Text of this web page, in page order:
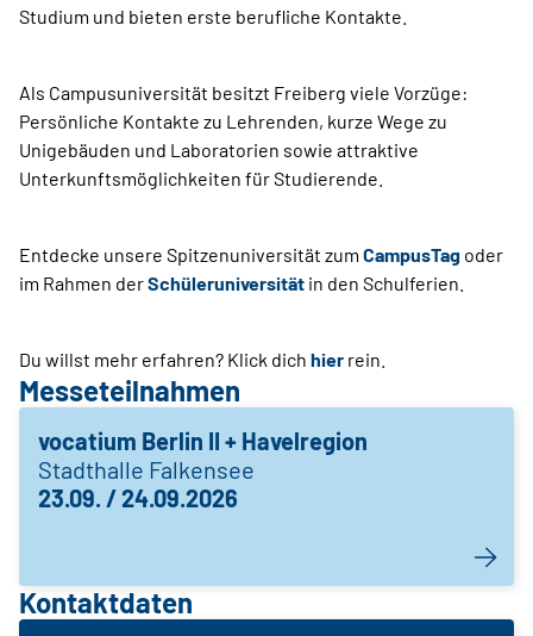
Studium und bieten erste berufliche Kontakte.
Als Campusuniversität besitzt Freiberg viele Vorzüge:
Persönliche Kontakte zu Lehrenden, kurze Wege zu
Unigebäuden und Laboratorien sowie attraktive
Unterkunftsmöglichkeiten für Studierende.
Entdecke unsere Spitzenuniversität zum CampusTag oder
im Rahmen derSchüleruniversität in den Schulferien.
Du willst mehr erfahren? Klick dich hier rein.
Messeteilnahmen
vocatium Berlin II + Havelregion
Stadthalle Falkensee
23.09. / 24.09.2026
Kontaktdaten